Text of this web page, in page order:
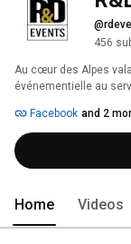
456
Au cœur des Alpes
événementielle au
innovants.
Facebook and 2
Home Videos